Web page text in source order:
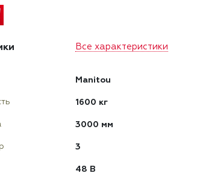
Все характеристики
Manitou
1600 кг
3000 мм
3
48 В